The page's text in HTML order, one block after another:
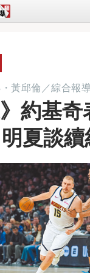
・ 黃邱倫／綜合報導
約基奇
夏談續